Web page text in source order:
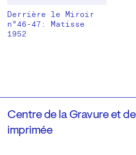
Derrière le Miroir
n°46-47: Matisse
1952
Centre de la Gravure et de
imprimée